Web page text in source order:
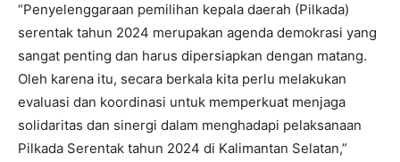
“Penyelenggaraan pemilihan kepala daerah (Pilkada)
serentak tahun 2024 merupakan agenda demokrasi yang
sangat penting dan harus dipersiapkan dengan matang.
Oleh karena itu, secara berkala kita perlu melakukan
evaluasi dan koordinasi untuk memperkuat menjaga
solidaritas dan sinergi dalam menghadapi pelaksanaan
Pilkada Serentak tahun 2024 di Kalimantan Selatan,”